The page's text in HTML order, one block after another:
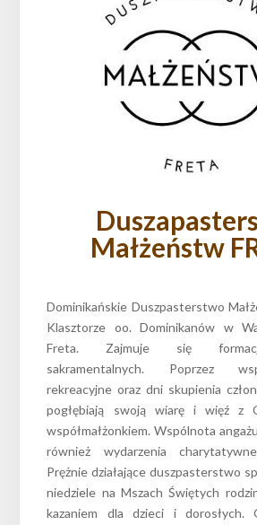
Małżeństw
Dominikańskie Duszpasterstwo
Klasztorze oo. Dominikanów w
Freta. Zajmuje się
sakramentalnych. Poprzez
rekreacyjne oraz dni skupienia
pogłębiają swoją wiarę i więź z
współmałżonkiem. Wspólnota
również wydarzenia
Prężnie działające duszpasterstwo
niedziele na Mszach Świętych
kazaniem dla dzieci i dorosłych.